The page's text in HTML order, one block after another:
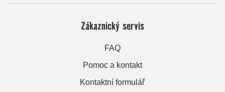
Zákaznický servis
FAQ
Pomoc a kontakt
Kontaktní formulář